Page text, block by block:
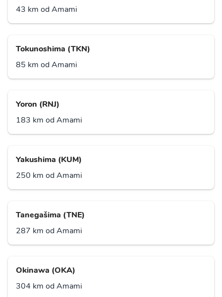
43 km od Amami
Tokunoshima (TKN)
85 km od Amami
Yoron (RNJ)
183 km od Amami
Yakushima (KUM)
250 km od Amami
Tanegašima (TNE)
287 km od Amami
Okinawa (OKA)
304 km od Amami